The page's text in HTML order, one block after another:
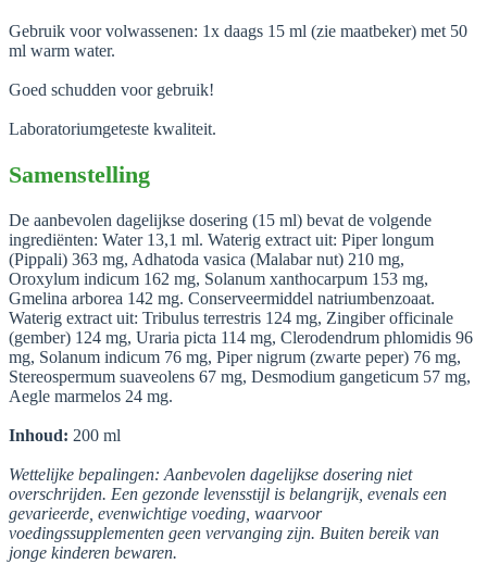
Gebruik voor volwassenen: 1x daags 15 ml (zie maatbeker) met 50
ml warm water.
Goed schudden voor gebruik!
Laboratoriumgeteste kwaliteit.
Samenstelling
De aanbevolen dagelijkse dosering (15 ml) bevat de volgende
ingrediënten: Water 13,1 ml. Waterig extract uit: Piper longum
(Pippali) 363 mg, Adhatoda vasica (Malabar nut) 210 mg,
Oroxylum indicum 162 mg, Solanum xanthocarpum 153 mg,
Gmelina arborea 142 mg. Conserveermiddel natriumbenzoaat.
Waterig extract uit: Tribulus terrestris 124 mg, Zingiber officinale
(gember) 124 mg, Uraria picta 114 mg, Clerodendrum phlomidis 96
mg, Solanum indicum 76 mg, Piper nigrum (zwarte peper) 76 mg,
Stereospermum suaveolens 67 mg, Desmodium gangeticum 57 mg,
Aegle marmelos 24 mg.
Inhoud: 200 ml
Wettelijke bepalingen: Aanbevolen dagelijkse dosering niet
overschrijden. Een gezonde levensstijl is belangrijk, evenals een
gevarieerde, evenwichtige voeding, waarvoor
voedingssupplementen geen vervanging zijn. Buiten bereik van
jonge kinderen bewaren.